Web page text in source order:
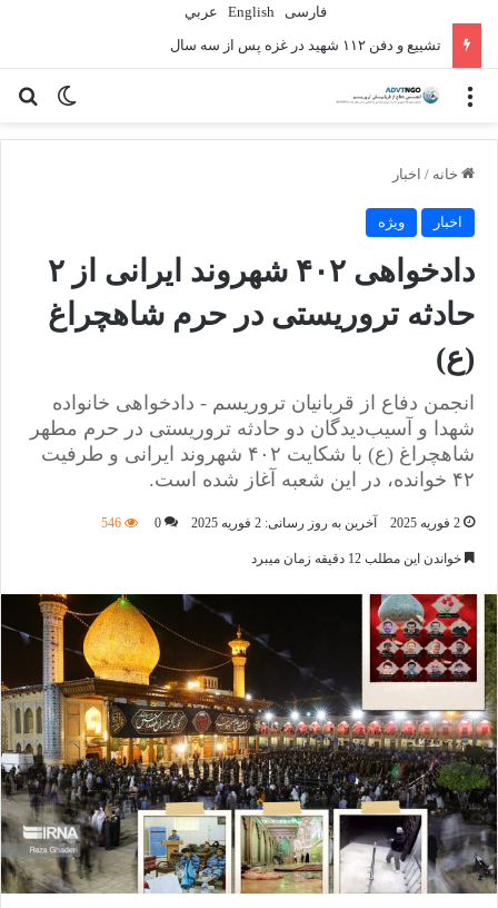
فارسی English
عربي
تشییع و دفن ۱۱۲ شهید در غزه پس از سه سال
تغییر منو
خانه / اخبار
اخبار ویژه
دادخواهی ۴۰۲ شهروند ایرانی از ۲
حادثه تروریستی در حرم شاهچراغ
(ع)
انجمن دفاع از قربانیان تروریسم - دادخواهی خانواده‌
شهدا و آسیب‌دیدگان دو حادثه تروریستی در حرم مطهر
شاهچراغ (ع) با شکایت ۴۰۲ شهروند ایرانی و طرفیت
۴۲ خوانده، در این شعبه آغاز شده است.
2 فوریه 2025 آخرین به روز رسانی: 2 فوریه 2025 0
546
خواندن این مطلب 12 دقیقه زمان میبرد